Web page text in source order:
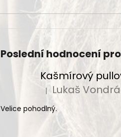
Poslední hodnocení
Kašmírový
Hodnocení produktu je
| Lukaš
Velice pohodlný.